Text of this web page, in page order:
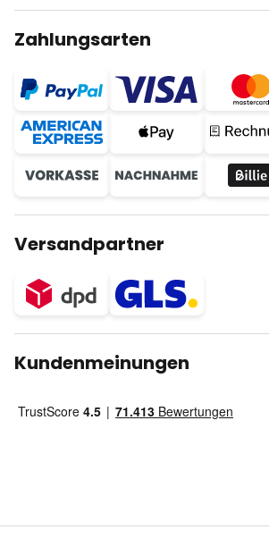
Zahlungsarten
Versandpartner
Kundenmeinungen